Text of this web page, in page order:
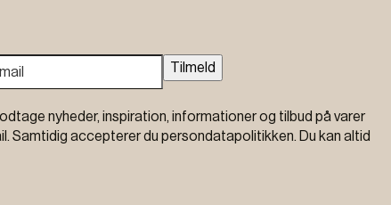
Tilmeld
nyheder, inspiration, informationer og tilbud på varer
Samtidig accepterer du persondatapolitikken. Du kan altid